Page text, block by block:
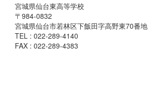
宮城県仙台東高等学校
〒984-0832
宮城県仙台市若林区下飯田字高野東70番地
TEL : 022-289-4140
FAX : 022-289-4383